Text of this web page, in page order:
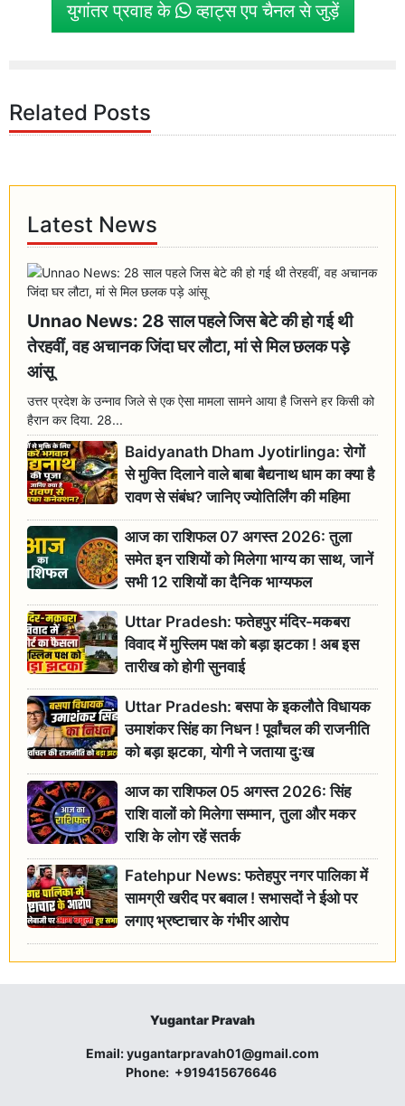
युगांतर प्रवाह के व्हाट्स एप चैनल से जुड़ें
Related Posts
Latest News
Unnao News: 28 साल पहले जिस बेटे की हो गई थी
तेरहवीं, वह अचानक जिंदा घर लौटा, मां से मिल छलक पड़े
आंसू
उत्तर प्रदेश के उन्नाव जिले से एक ऐसा मामला सामने आया है जिसने हर किसी को
हैरान कर दिया. 28...
Baidyanath Dham Jyotirlinga: रोगों
से मुक्ति दिलाने वाले बाबा बैद्यनाथ धाम का क्या है
रावण से संबंध? जानिए ज्योतिर्लिंग की महिमा
आज का राशिफल 07 अगस्त 2026: तुला
समेत इन राशियों को मिलेगा भाग्य का साथ, जानें
सभी 12 राशियों का दैनिक भाग्यफल
Uttar Pradesh: फतेहपुर मंदिर-मकबरा
विवाद में मुस्लिम पक्ष को बड़ा झटका ! अब इस
तारीख को होगी सुनवाई
Uttar Pradesh: बसपा के इकलौते विधायक
उमाशंकर सिंह का निधन ! पूर्वांचल की राजनीति
को बड़ा झटका, योगी ने जताया दुःख
आज का राशिफल 05 अगस्त 2026: सिंह
राशि वालों को मिलेगा सम्मान, तुला और मकर
राशि के लोग रहें सतर्क
Fatehpur News: फतेहपुर नगर पालिका में
सामग्री खरीद पर बवाल ! सभासदों ने ईओ पर
लगाए भ्रष्टाचार के गंभीर आरोप
Yugantar Pravah
Email:yugantarpravah01@gmail.com
Phone: +919415676646